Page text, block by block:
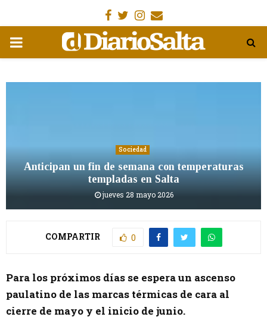
Facebook
Gorjeo
Instagram
Email
MENÚ
Sociedad
Anticipan un fin de semana con temperaturas
templadas en Salta
jueves 28 mayo 2026
COMPARTIR 0
Para los próximos días se espera un ascenso
paulatino de las marcas térmicas de cara al
cierre de mayo y el inicio de junio.